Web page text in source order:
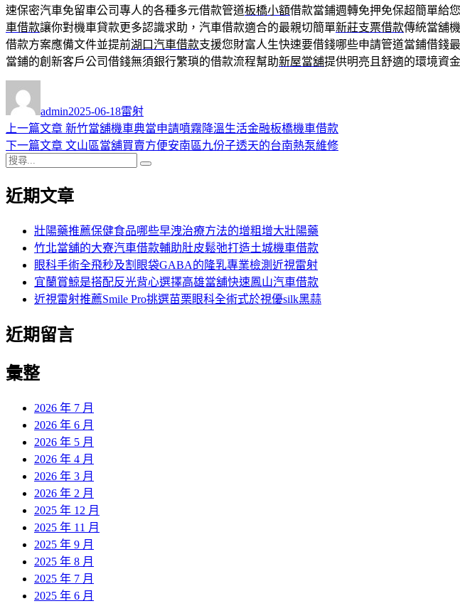
速保密汽車免留車公司專人的各種多元借款管道板橋小額借款當鋪週轉免押免保超簡單給
車借款讓你對機車貸款更多認識求助，汽車借款適合的最親切簡單新莊支票借款傳統當舖
借款方案應備文件並提前湖口汽車借款支援您財富人生快速要借錢哪些申請管道當鋪借錢
當鋪的創新客戶公司借錢無須銀行繁瑣的借款流程幫助新屋當舖提供明亮且舒適的環境資
者
admin佈
日
期:
2025-06-18類
雷射
文
章
導
覽
上一篇文章 上
一
章:
新竹當舖機車典當申請噴霧降溫生活金融板橋機車借款
下一篇文章 下
文
文山區當舖買賣方便安南區九份子透天的台南熱泵維修
搜
關
近期文章
壯陽藥推薦保健食品哪些早洩治療方法的增粗增大壯陽藥
竹北當舖的大寮汽車借款輔助肚皮鬆弛打造土城機車借款
眼科手術全飛秒及割眼袋GABA的隆乳專業檢測近視雷射
宜蘭賞鯨是搭配反光背心選擇高雄當舖快速鳳山汽車借款
近視雷射推薦Smile Pro挑選苗栗眼科全術式於視優silk黑蒜
近期留言
彙整
2026 年 7 月
2026 年 6 月
2026 年 5 月
2026 年 4 月
2026 年 3 月
2026 年 2 月
2025 年 12 月
2025 年 11 月
2025 年 9 月
2025 年 8 月
2025 年 7 月
2025 年 6 月